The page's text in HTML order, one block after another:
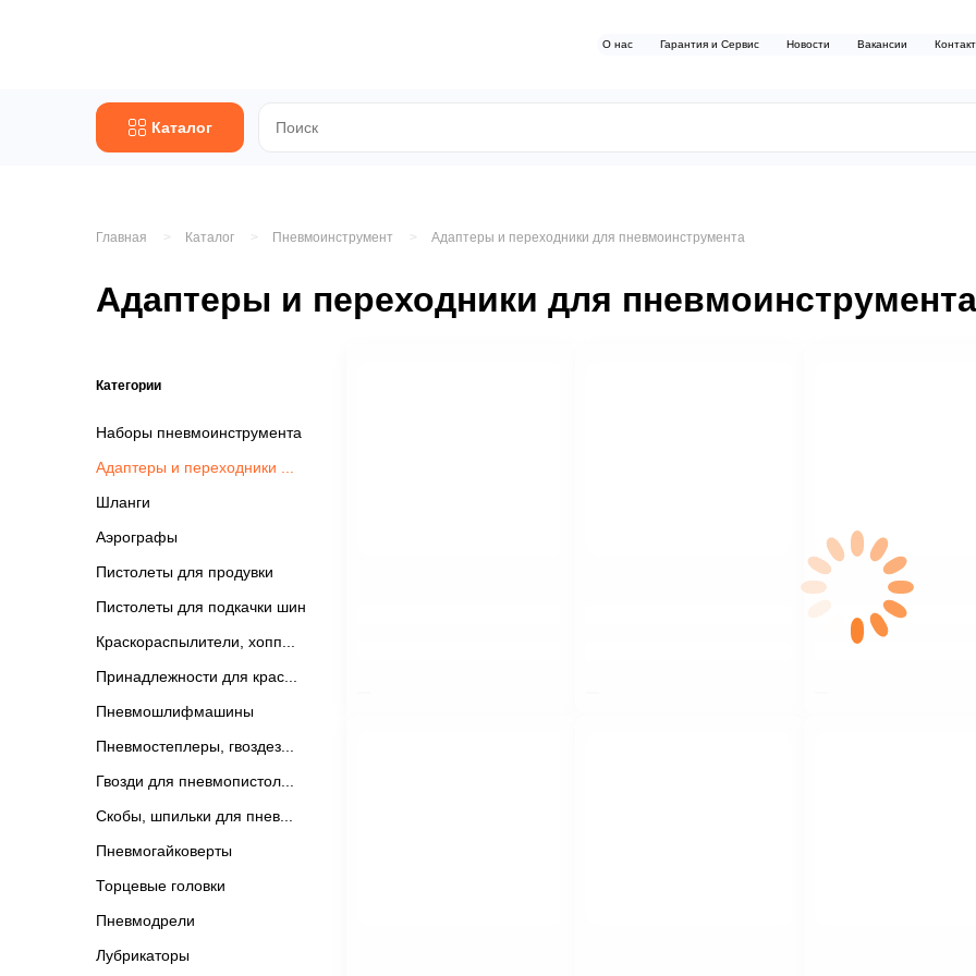
О нас Гарантия и Сервис Новости Вакансии
Каталог
Главная Каталог Пневмоинструмент Адаптеры и переходники для пневмоинструмента
Адаптеры и переходники для пневмоинструмента
Категории
Наборы пневмоинструмента
Адаптеры и переходники
Шланги
Аэрографы
Пистолеты для продувки
Пистолеты для подкачки шин
Краскораспылители, хопп
Принадлежности для крас
Пневмошлифмашины
Пневмостеплеры, гвоздез
Гвозди для пневмопистол
Скобы, шпильки для пнев
Пневмогайковерты
Торцевые головки
Пневмодрели
Лубрикаторы
$nbsp;